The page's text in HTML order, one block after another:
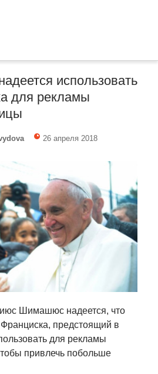
использовать
для рекламы
26 апреля 2018
Шимашюс надеется, что
предстоящий в
для рекламы
привлечь побольше